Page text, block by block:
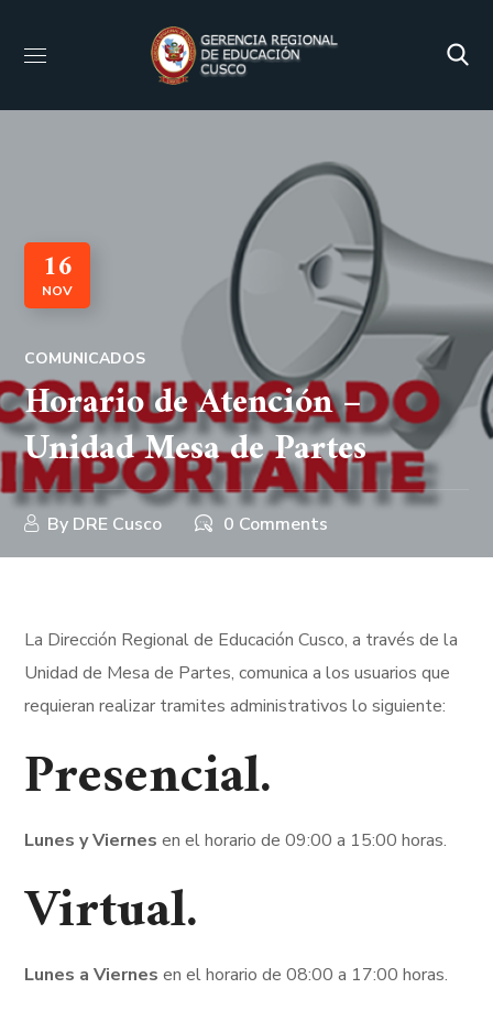
16
NOV
COMUNICADOS
Horario de Atención –
Unidad Mesa de Partes
By DRE Cusco 0 Comments
La Dirección Regional de Educación Cusco, a través de la
Unidad de Mesa de Partes, comunica a los usuarios que
requieran realizar tramites administrativos lo siguiente:
Presencial.
Lunes y Viernesen el horario de 09:00 a 15:00 horas.
Virtual.
Lunes a Viernes en el horario de 08:00 a 17:00 horas.